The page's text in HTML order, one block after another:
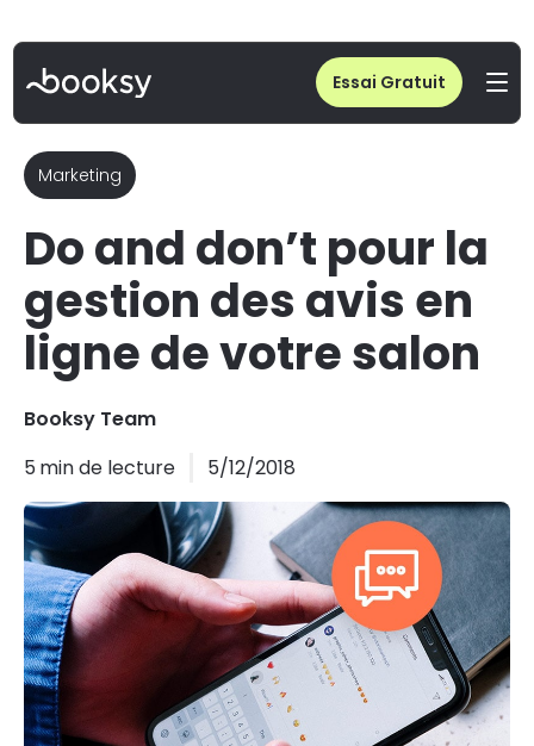
Essai Gratuit
Do and don’t pour la gestion des avis en ligne de votre salon
Marketing
Do and don’t pour la
gestion des avis en
ligne de votre salon
Booksy Team
5 min de lecture 5/12/2018